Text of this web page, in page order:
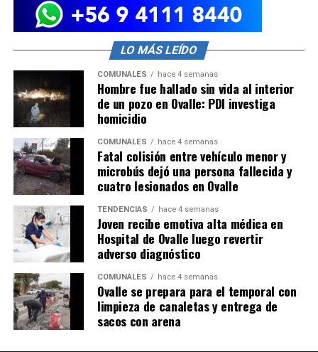
LO MÁS LEÍDO
COMUNALES hace 4 semanas
Hombre fue hallado sin vida al interior
de un pozo en Ovalle: PDI investiga
homicidio
COMUNALES hace 4 semanas
Fatal colisión entre vehículo menor y
microbús dejó una persona fallecida y
cuatro lesionados en Ovalle
TENDENCIAS hace 4 semanas
Joven recibe emotiva alta médica en
Hospital de Ovalle luego revertir
adverso diagnóstico
COMUNALES hace 4 semanas
Ovalle se prepara para el temporal con
limpieza de canaletas y entrega de
sacos con arena